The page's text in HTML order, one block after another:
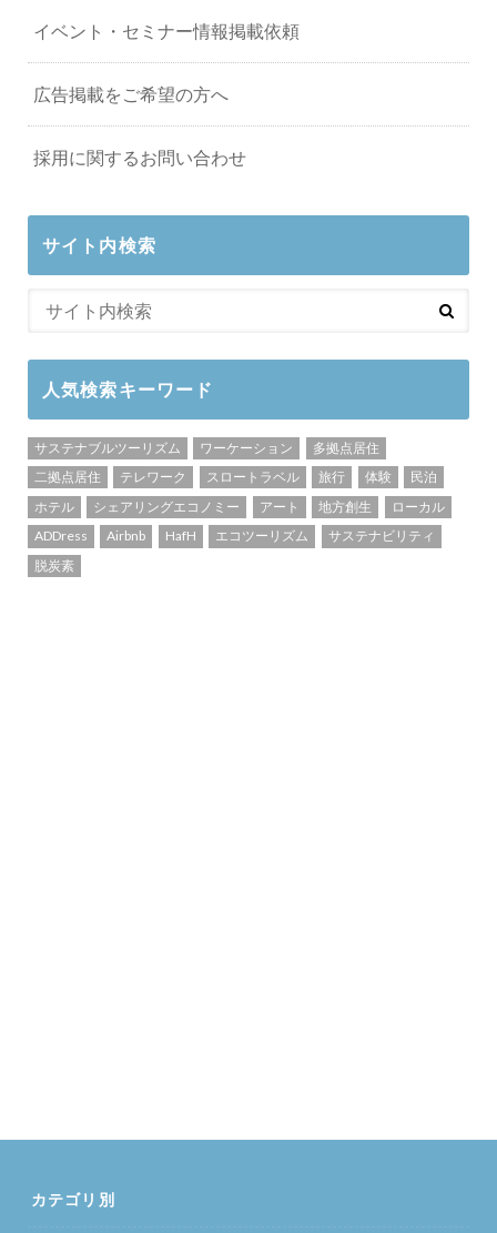
イベント・セミナー情報掲載依頼
広告掲載をご希望の方へ
採用に関するお問い合わせ
サイト内検索
人気検索キーワード
サステナブルツーリズム ワーケーション
多拠点居住
二拠点居住
テレワーク スロートラベル 旅行 体験
民泊
ホテル
シェアリングエコノミー アート 地方創生
ローカル
ADDress
Airbnb HafH エコツーリズム
サステナビリティ
脱炭素
カテゴリ別